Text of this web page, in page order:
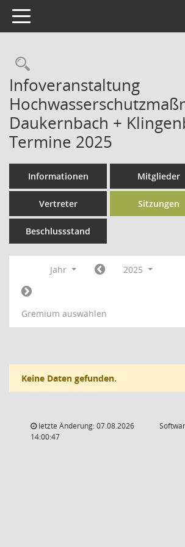
Toggle navigation
Rechercheauswahl
Infoveranstaltung
Daukernbach +
Termine 2025
Informationen Mitglieder
Vertreter Sitzungen
Beschlussstand
Jahr 2025
Gremium auswählen
Keine Daten gefunden.
letzte Änderung: 07.08.2026
14:00:47